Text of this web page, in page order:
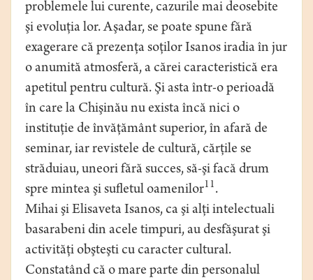
problemele lui curente, cazurile mai deosebite
şi evoluţia lor. Aşadar, se poate spune fără
exagerare că prezenţa soţilor Isanos iradia în jur
o anumită atmosferă, a cărei caracteristică era
apetitul pentru cultură. Şi asta într-o perioadă
în care la Chişinău nu exista încă nici o
instituţie de învăţământ superior, în afară de
seminar, iar revistele de cultură, cărţile se
străduiau, uneori fără succes, să-şi facă drum
spre mintea şi sufletul oamenilor11.
Mihai şi Elisaveta Isanos, ca şi alţi intelectuali
basarabeni din acele timpuri, au desfăşurat şi
activităţi obşteşti cu caracter cultural.
Constatând că o mare parte din personalul